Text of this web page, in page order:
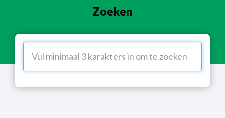
Zoeken